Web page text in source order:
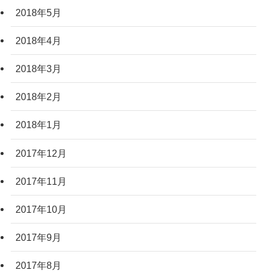
2018年5月
2018年4月
2018年3月
2018年2月
2018年1月
2017年12月
2017年11月
2017年10月
2017年9月
2017年8月